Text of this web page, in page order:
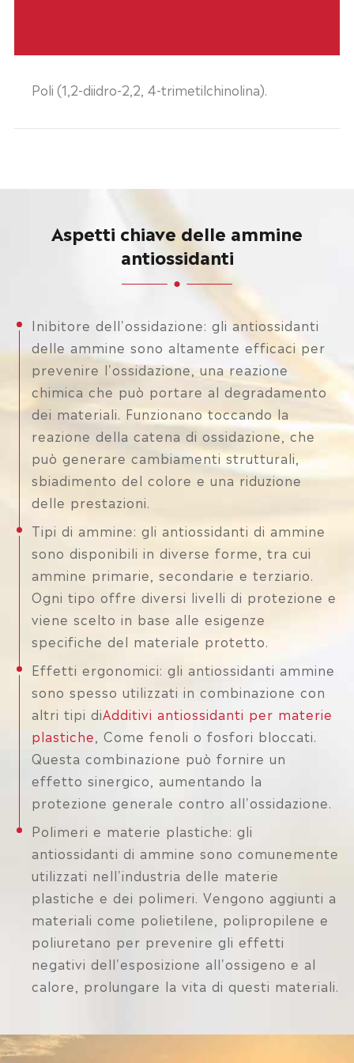
Poli (1,2-diidro-2,2, 4-trimetilchinolina).
Aspetti chiave delle ammine
antiossidanti
Inibitore dell'ossidazione: gli antiossidanti
delle ammine sono altamente efficaci per
prevenire l'ossidazione, una reazione
chimica che può portare al degradamento
dei materiali. Funzionano toccando la
reazione della catena di ossidazione, che
può generare cambiamenti strutturali,
sbiadimento del colore e una riduzione
delle prestazioni.
Tipi di ammine: gli antiossidanti di ammine
sono disponibili in diverse forme, tra cui
ammine primarie, secondarie e terziario.
Ogni tipo offre diversi livelli di protezione e
viene scelto in base alle esigenze
specifiche del materiale protetto.
Effetti ergonomici: gli antiossidanti ammine
sono spesso utilizzati in combinazione con
altri tipi diAdditivi antiossidanti per materie
plastiche , Come fenoli o fosfori bloccati.
Questa combinazione può fornire un
effetto sinergico, aumentando la
protezione generale contro all'ossidazione.
Polimeri e materie plastiche: gli
antiossidanti di ammine sono comunemente
utilizzati nell'industria delle materie
plastiche e dei polimeri. Vengono aggiunti a
materiali come polietilene, polipropilene e
poliuretano per prevenire gli effetti
negativi dell'esposizione all'ossigeno e al
calore, prolungare la vita di questi materiali.